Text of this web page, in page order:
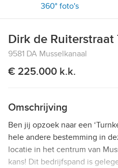
360° foto's
Dirk de Ruiterstraat
9581 DA Musselkanaal
€ 225.000 k.k.
Omschrijving
Ben jij opzoek naar een
hele andere bestemming in
locatie in het centrum van
kans! Dit bedrijfspand is